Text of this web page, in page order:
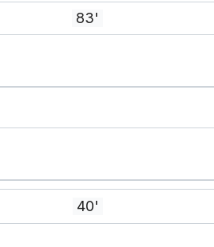
83'
40'